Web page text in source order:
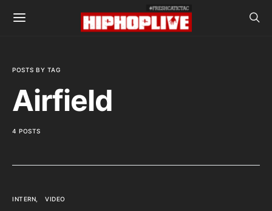
POSTS BY TAG
Airfield
4 POSTS
INTERN VIDEO